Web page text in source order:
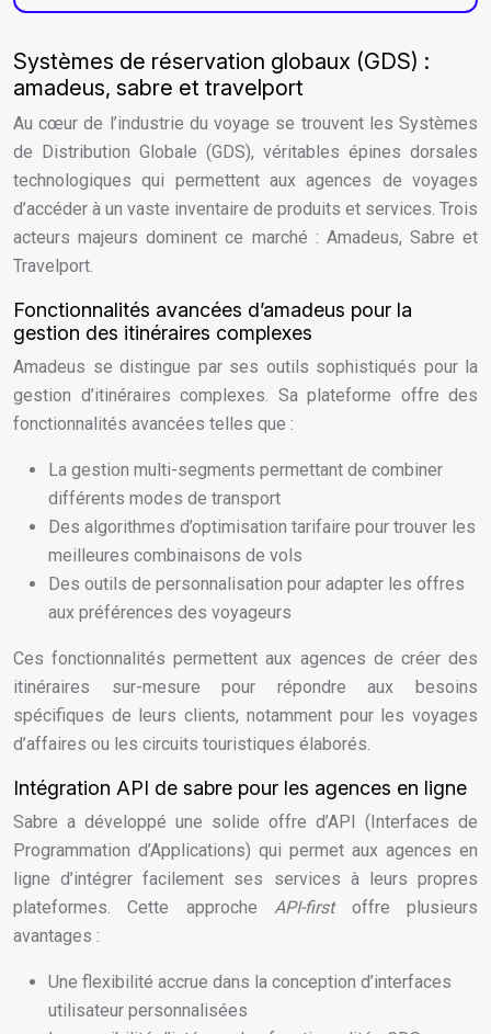
Systèmes de réservation globaux (GDS) :
amadeus, sabre et travelport
Au cœur de l’industrie du voyage se trouvent les Systèmes
de Distribution Globale (GDS), véritables épines dorsales
technologiques qui permettent aux agences de voyages
d’accéder à un vaste inventaire de produits et services. Trois
acteurs majeurs dominent ce marché : Amadeus, Sabre et
Travelport.
Fonctionnalités avancées d’amadeus pour la
gestion des itinéraires complexes
Amadeus se distingue par ses outils sophistiqués pour la
gestion d’itinéraires complexes. Sa plateforme offre des
fonctionnalités avancées telles que :
La gestion multi-segments permettant de combiner
différents modes de transport
Des algorithmes d’optimisation tarifaire pour trouver les
meilleures combinaisons de vols
Des outils de personnalisation pour adapter les offres
aux préférences des voyageurs
Ces fonctionnalités permettent aux agences de créer des
itinéraires sur-mesure pour répondre aux besoins
spécifiques de leurs clients, notamment pour les voyages
d’affaires ou les circuits touristiques élaborés.
Intégration API de sabre pour les agences en ligne
Sabre a développé une solide offre d’API (Interfaces de
Programmation d’Applications) qui permet aux agences en
ligne d’intégrer facilement ses services à leurs propres
plateformes. Cette approcheAPI-first offre plusieurs
avantages :
Une flexibilité accrue dans la conception d’interfaces
utilisateur personnalisées